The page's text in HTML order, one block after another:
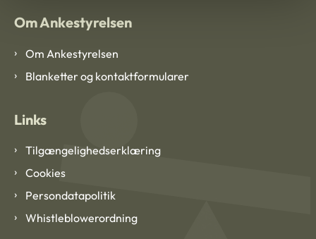
Om Ankestyrelsen
Om Ankestyrelsen
Blanketter og kontaktformularer
Links
Tilgængelighedserklæring
Cookies
Persondatapolitik
Whistleblowerordning